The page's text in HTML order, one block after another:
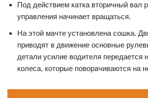
Под действием катка вторичный вал
управления начинает вращаться.
На этой мачте установлена ​​сошка.
приводят в движение основные
детали усилие водителя передается
колеса, которые поворачиваются на